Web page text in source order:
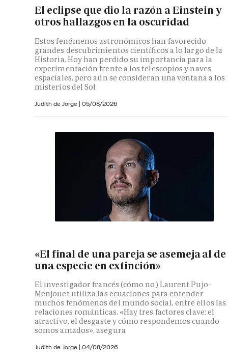
El eclipse que dio la razón a Einstein y
otros hallazgos en la oscuridad
Estos fenómenos astronómicos han favorecido
grandes descubrimientos científicos a lo largo de la
Historia. Hoy han perdido su importancia para la
experimentación frente a los telescopios y naves
espaciales, pero aún se consideran una ventana a los
misterios del Sol
Judith de Jorge | 05/08/2026
«El final de una pareja se asemeja al de
una especie en extinción»
El investigador francés (cómo no) Laurent Pujo-
Menjouet utiliza las ecuaciones para entender
muchos fenómenos del mundo social, entre ellos las
relaciones románticas. «Hay tres factores clave: el
atractivo, el desgaste y cómo respondemos cuando
somos amados», asegura
Judith de Jorge | 04/08/2026